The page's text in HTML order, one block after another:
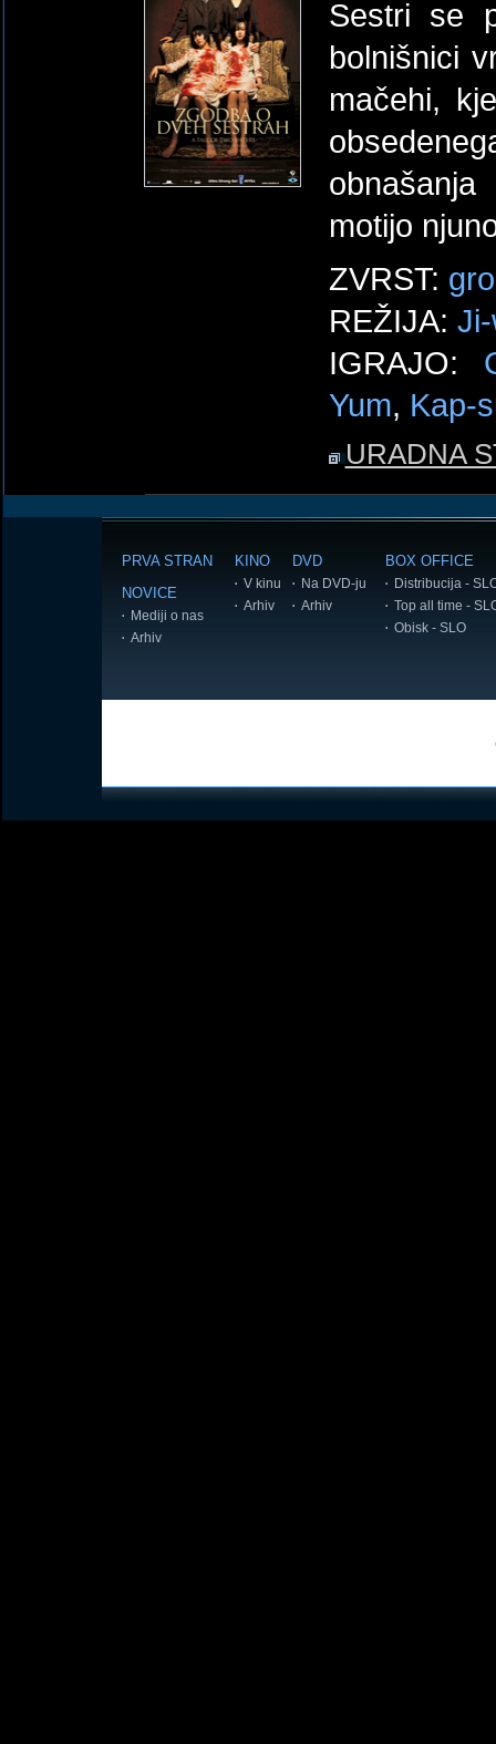
Sestri se
bolnišnici
mačehi,
motijo
ZVRST:
REŽIJA:
IGRAJO:
Yum, Kap-
URADNA
PRVA STRAN
NOVICE
Mediji o nas
Arhiv
KINO
V kinu
Arhiv
DVD
Na DVD-ju
Arhiv
BOX OFFICE
Distribucija -
Top all time -
Obisk - SLO